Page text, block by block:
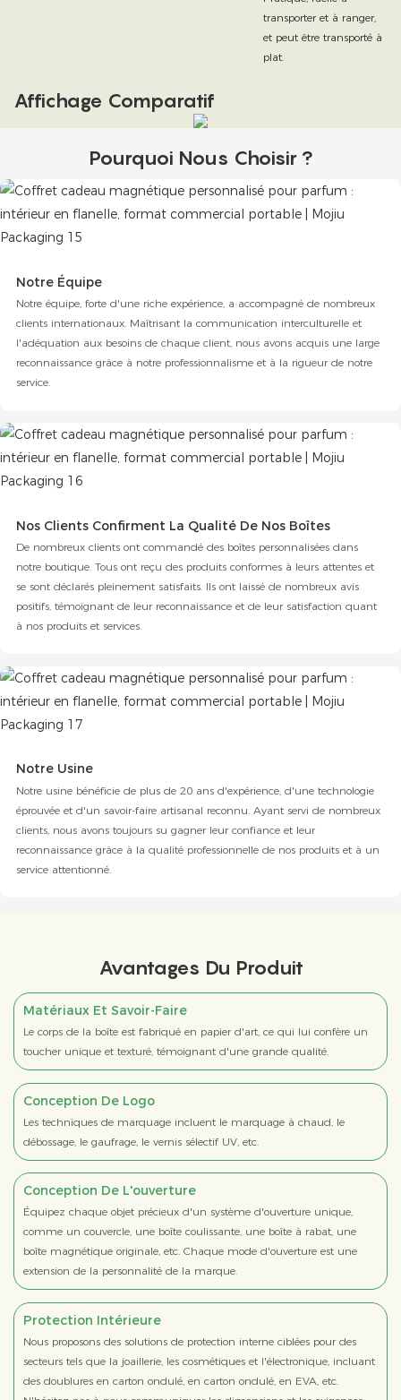
transporter et à ranger,
et peut être transporté à
plat.
Affichage Comparatif
Pourquoi Nous Choisir ?
Notre Équipe
Notre équipe, forte d'une riche expérience, a accompagné de nombreux
clients internationaux. Maîtrisant la communication interculturelle et
l'adéquation aux besoins de chaque client, nous avons acquis une large
reconnaissance grâce à notre professionnalisme et à la rigueur de notre
service.
Nos Clients Confirment La Qualité De Nos Boîtes
De nombreux clients ont commandé des boîtes personnalisées dans
notre boutique. Tous ont reçu des produits conformes à leurs attentes et
se sont déclarés pleinement satisfaits. Ils ont laissé de nombreux avis
positifs, témoignant de leur reconnaissance et de leur satisfaction quant
à nos produits et services.
Notre Usine
Notre usine bénéficie de plus de 20 ans d'expérience, d'une technologie
éprouvée et d'un savoir-faire artisanal reconnu. Ayant servi de nombreux
clients, nous avons toujours su gagner leur confiance et leur
reconnaissance grâce à la qualité professionnelle de nos produits et à un
service attentionné.
Avantages Du Produit
Matériaux Et Savoir-Faire
Le corps de la boîte est fabriqué en papier d'art, ce qui lui confère un
toucher unique et texturé, témoignant d'une grande qualité.
Conception De Logo
Les techniques de marquage incluent le marquage à chaud, le
débossage, le gaufrage, le vernis sélectif UV, etc.
Conception De L'ouverture
Équipez chaque objet précieux d'un système d'ouverture unique,
comme un couvercle, une boîte coulissante, une boîte à rabat, une
boîte magnétique originale, etc. Chaque mode d'ouverture est une
extension de la personnalité de la marque.
Protection Intérieure
Nous proposons des solutions de protection interne ciblées pour des
secteurs tels que la joaillerie, les cosmétiques et l'électronique, incluant
des doublures en carton ondulé, en carton ondulé, en EVA, etc.